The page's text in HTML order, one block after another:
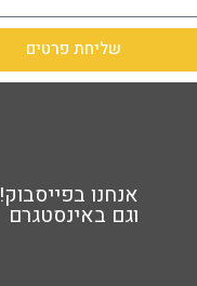
שליחת פרטים
אנחנו בפייסבוק!
וגם באינסטגרם